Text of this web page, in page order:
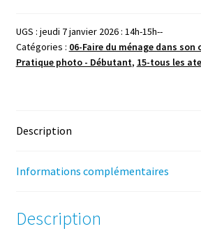
photos-
Window's-
Janvier
UGS : jeudi 7 janvier 2026 : 14h-15h--
Catégories : 06-Faire du ménage dans
Pratique photo - Débutant, 15-tous les
Description
Informations complémentaires
Description